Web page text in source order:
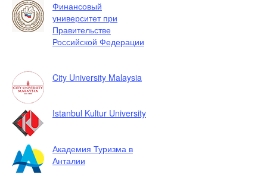
Финансовый
университет при
Правительстве
Российской Федерации
City University Malaysia
Istanbul Kultur University
Академия Туризма в
Анталии